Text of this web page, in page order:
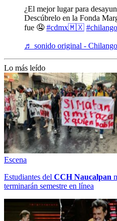
¿El mejor lugar para
Descúbrelo en la Fonda
fue 🤤 #cdmx🇲🇽 #chilango
♬ sonido original - Chilango
Lo más leído
Escena
Estudiantes del CCH Naucalpan
terminarán semestre en línea